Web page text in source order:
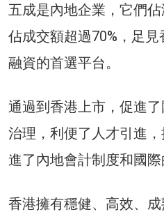
五成是內地企業，它們
佔成交額超過70%，足
融資的首選平台。
通過到香港上市，促進
治理，利便了人才引進
進了內地會計制度和國際
香港擁有穩健、高效、